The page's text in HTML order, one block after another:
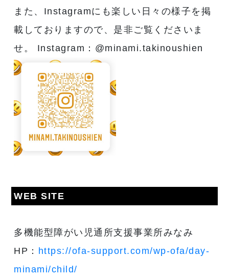
また、Instagramにも楽しい日々の様子を掲
載しておりますので、是非ご覧くださいま
せ。 Instagram：@minami.takinoushien
WEB SITE
多機能型障がい児通所支援事業所みなみ
HP： https://ofa-support.com/wp-ofa/day-
minami/child/